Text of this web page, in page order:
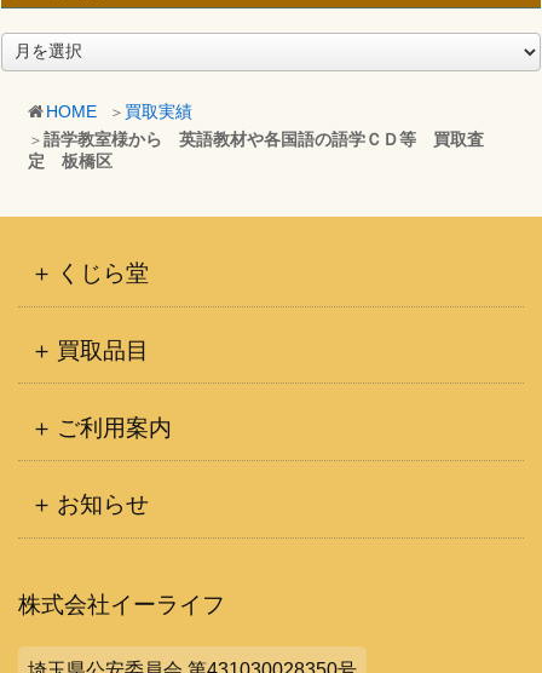
HOME
買取実績
語学教室様から 英語教材や各国語の語学ＣＤ等 買取査
定 板橋区
ア
ー
くじら堂
買取品目
ご利用案内
お知らせ
株式会社イーライフ